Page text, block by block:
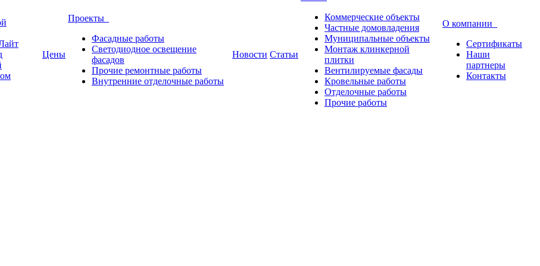
Цены
Проекты
Фасадные работы
Светодиодное освещение
фасадов
Прочие ремонтные работы
Внутренние отделочные работы
Новости Статьи
Коммерческие объекты
Частные домовладения
Муниципальные объекты
Монтаж клинкерной
плитки
Вентилируемые фасады
Кровельные работы
Отделочные работы
Прочие работы
О компании
Сертификаты
Наши
партнеры
Контакты